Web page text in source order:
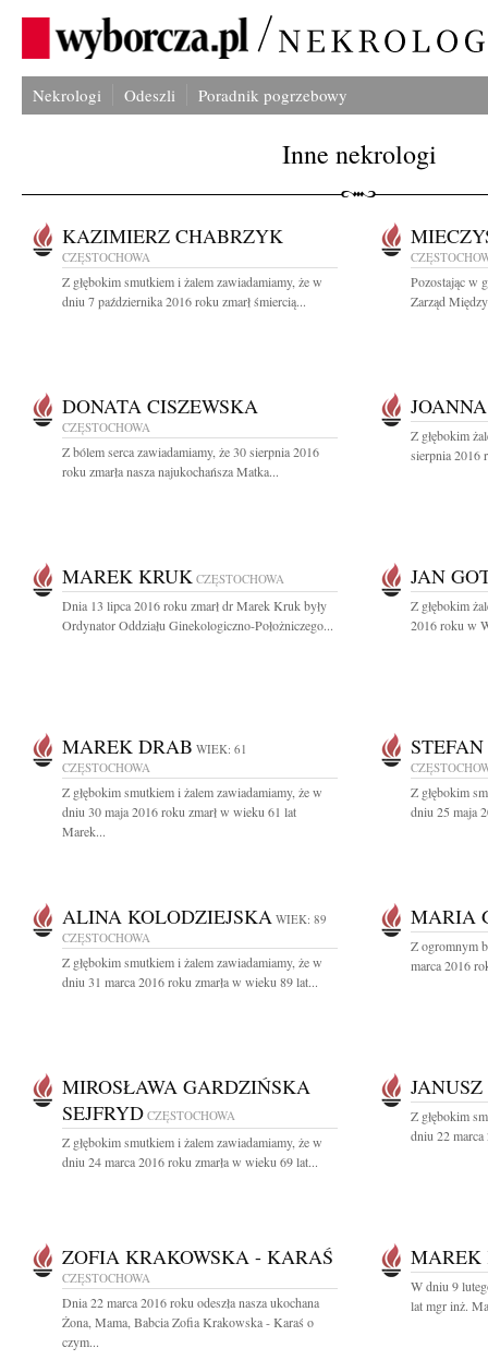
Nekrologi Odeszli Poradnik pogrzebowy
Inne nekrologi
KAZIMIERZ CHABRZYK
CZĘSTOCHOWA
Z głębokim smutkiem i żalem zawiadamiamy, że w
dniu 7 października 2016 roku zmarł śmiercią...
Pozostając w
Zarząd
DONATA CISZEWSKA
CZĘSTOCHOWA
Z bólem serca zawiadamiamy, że 30 sierpnia 2016
roku zmarła nasza najukochańsza Matka...
Z głębokim
sierpnia 2016
MAREK KRUK CZĘSTOCHOWA
Dnia 13 lipca 2016 roku zmarł dr Marek Kruk były
Ordynator Oddziału Ginekologiczno-Położniczego...
JAN
Z głębokim
2016 roku w
MAREK DRAB WIEK: 61
CZĘSTOCHOWA
Z głębokim smutkiem i żalem zawiadamiamy, że w
dniu 30 maja 2016 roku zmarł w wieku 61 lat
Marek...
Z głębokim
dniu 25 maja
ALINA KOLODZIEJSKA WIEK: 89
CZĘSTOCHOWA
Z głębokim smutkiem i żalem zawiadamiamy, że w
dniu 31 marca 2016 roku zmarła w wieku 89 lat...
MARIA
Z ogromnym
marca 2016
MIROSŁAWA GARDZIŃSKA
SEJFRYD CZĘSTOCHOWA
Z głębokim smutkiem i żalem zawiadamiamy, że w
dniu 24 marca 2016 roku zmarła w wieku 69 lat...
Z głębokim
dniu 22
ZOFIA KRAKOWSKA - KARAŚ
CZĘSTOCHOWA
Dnia 22 marca 2016 roku odeszła nasza ukochana
Żona, Mama, Babcia Zofia Krakowska - Karaś o
czym...
MAREK
W dniu 9
lat mgr inż.